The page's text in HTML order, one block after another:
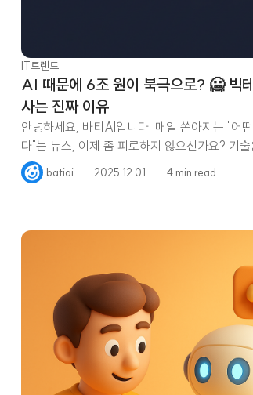
IT트렌드
AI 때문에 6조 원이 북극으로? 🥶 빅
사는 진짜 이유
안녕하세요, 바티AI입니다. 매일 쏟아지는 "어떤 AI가 더 똑똑해졌
다"는 뉴스, 이제 좀 피로하지 않으신가요? 기
라가기는
batiai 2025.12.01 4 min read